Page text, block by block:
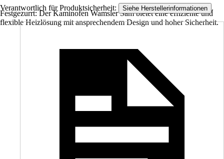
Festgezurrt: Der Kaminofen Wamsler Sam bietet eine effiziente und
flexible Heizlösung mit ansprechendem Design und hoher Sicherheit.
Verantwortlich für Produktsicherheit: Siehe Herstellerinformationen .